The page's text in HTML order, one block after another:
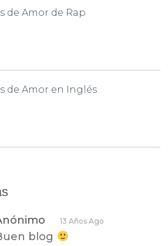
de Amor de Rap
de Amor en Inglés
13 Años Ago
blog